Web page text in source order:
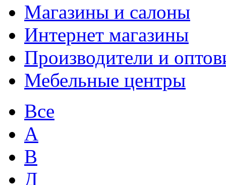
Магазины и салоны
Интернет магазины
Производители и
Мебельные центры
Все
А
В
Д